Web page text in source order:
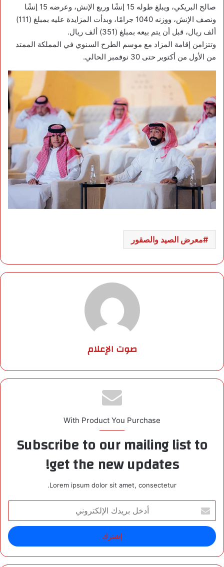
صالح البريكي، ويبلغ طوله 15 إنشًا وربع الإنش، وعرضه 15 إنشًا
ونصف الإنش، ووزنه 1040 جرامًا، وبدأت المزايدة عليه بمبلغ (111)
ألف ريال، قبل أن يتم بيعه بمبلغ (351) ألف ريال.
وتتزامن إقامة المزاد مع موسم الطرح السنوي في المملكة الممتد
من الأول من أكتوبر حتى 30 نوفمبر الحالي.
معرض الصيد والصقور
صوت الإعلام
With Product You Purchase
Subscribe to our mailing list to
get the new updates!
Lorem ipsum dolor sit amet, consectetur.
خ
ل
ر